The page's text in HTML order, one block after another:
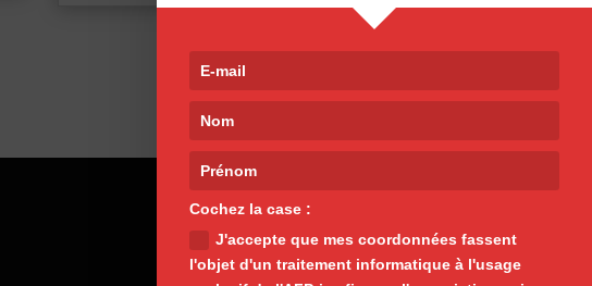
Cochez la case :
J'accepte que mes coordonnées fassent
l'objet d'un traitement informatique à l'usage